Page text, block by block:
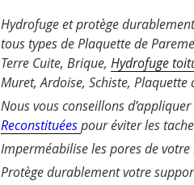
Hydrofuge et protège
tous types de Plaquette de
Terre Cuite, Brique, Hydrofuge
Muret, Ardoise, Schiste,
Nous vous conseillons
Reconstituéespour éviter les
Imperméabilise les pores de
Protège durablement votre